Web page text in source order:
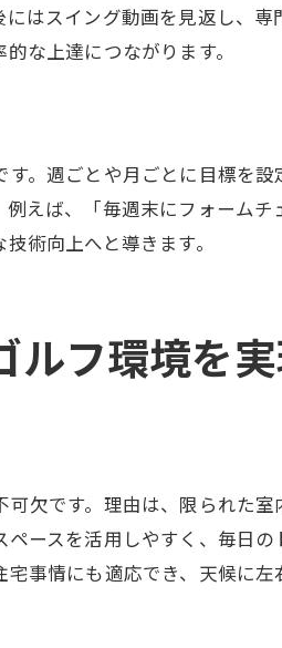
ルフ練習を変える新時代の便
ドアゴルフ用品とその活用法
間で役立つインドアゴルフ必
最適なインドアゴルフ必須ア
ト空間で使いやすい便利グッズ
トタイムを充実させるアイテ
ルフで運動不足を解消する秘訣
役立つインドアゴルフアイテ
ルフ練習後のケアグッズ選びの
はスイング動画を見返し、
な上達につながります。
。週ごとや月ごとに目標を
えば、「毎週末にフォーム
術向上へと導きます。
ルフ環境を
欠です。理由は、限られた
ースを活用しやすく、毎日
事情にも適応でき、天候に左